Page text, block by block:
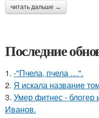
читать дальше →
Последние
1. -"Пчела, пчела …".
2. Я искала название
3. Умер фитнес - блогер
Иванов.